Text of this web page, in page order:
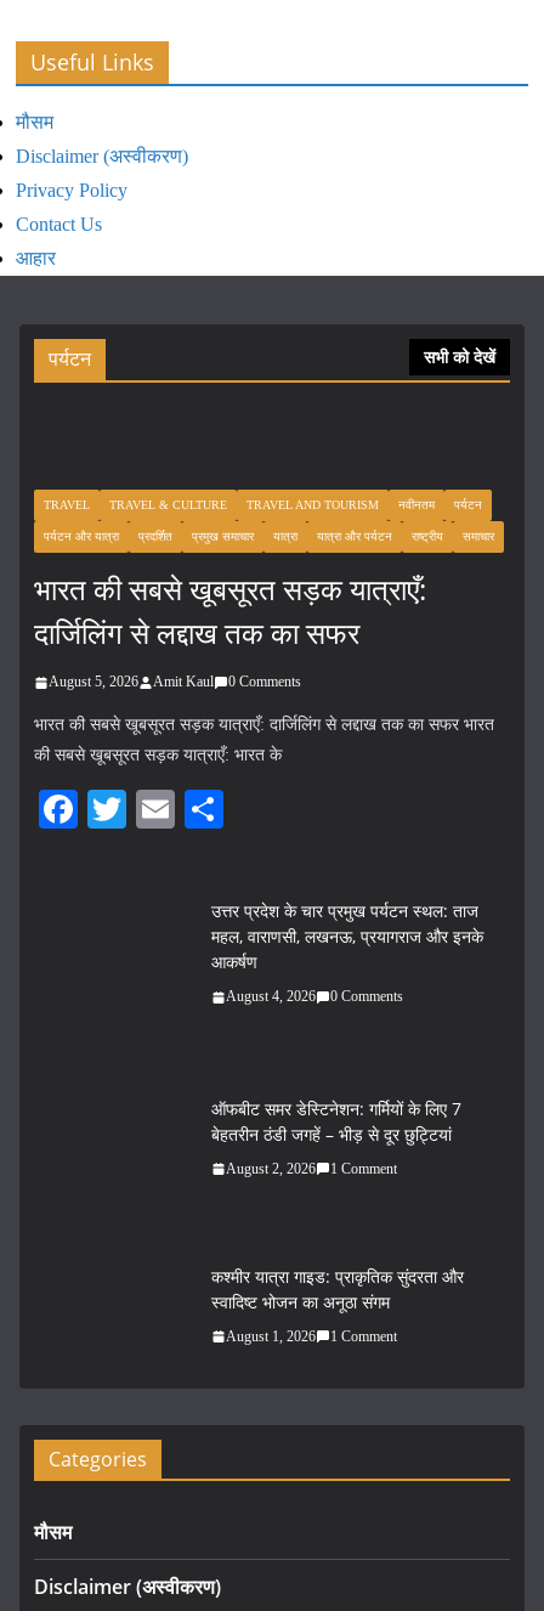
Useful Links
मौसम
Disclaimer (अस्वीकरण)
Privacy Policy
Contact Us
आहार
पर्यटन सभी को देखें
TRAVEL TRAVEL & CULTURE TRAVEL AND TOURISM नवीनतम पर्यटन
पर्यटन और यात्रा प्रदर्शित प्रमुख समाचार यात्रा यात्रा और पर्यटन राष्ट्रीय समाचार
भारत की सबसे खूबसूरत सड़क यात्राएँ:
दार्जिलिंग से लद्दाख तक का सफर
August 5, 2026 Amit Kaul 0 Comments
भारत की सबसे खूबसूरत सड़क यात्राएँ: दार्जिलिंग से लद्दाख तक का सफर भारत
की सबसे खूबसूरत सड़क यात्राएँ: भारत के
Fa T
E
उत्तर प्रदेश के चार प्रमुख पर्यटन स्थल: ताज
महल, वाराणसी, लखनऊ, प्रयागराज और इनके
आकर्षण
August 4, 2026 0 Comments
ऑफबीट समर डेस्टिनेशन: गर्मियों के लिए 7
बेहतरीन ठंडी जगहें – भीड़ से दूर छुट्टियां
August 2, 2026 1 Comment
कश्मीर यात्रा गाइड: प्राकृतिक सुंदरता और
स्वादिष्ट भोजन का अनूठा संगम
August 1, 2026 1 Comment
Categories
मौसम
Disclaimer (अस्वीकरण)